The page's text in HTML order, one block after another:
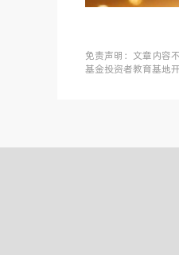
免责声明：文章内容
基金投资者教育基地